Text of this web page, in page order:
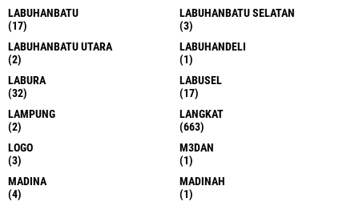
LABUHANBATU
(17)
LABUHANBATU SELATAN
(3)
LABUHANBATU UTARA
(2)
LABUHANDELI
(1)
LABURA
(32)
LABUSEL
(17)
LAMPUNG
(2)
LANGKAT
(663)
LOGO
(3)
M3DAN
(1)
MADINA
(4)
MADINAH
(1)